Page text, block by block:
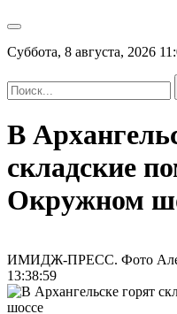
Суббота, 8 августа, 2026
В
складские
Окружном
ИМИДЖ-ПРЕСС. Фото
13:38:59